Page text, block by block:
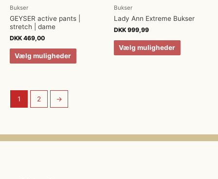
Bukser
GEYSER active pants |
stretch | dame
DKK 469,00
Vælg muligheder
Bukser
Lady Ann Extreme Bukser
DKK 999,99
Vælg muligheder
1 2 →